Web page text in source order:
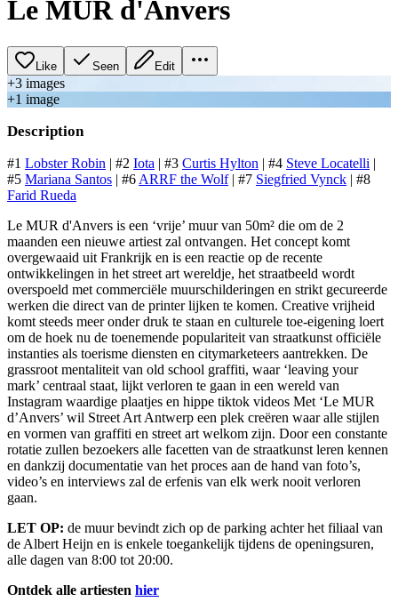
Le MUR d'Anvers
Like Seen Edit
+3 images
+1 image
Description
#1 Lobster Robin | #2 Iota | #3 Curtis Hylton | #4 Steve Locatelli |
#5 Mariana Santos | #6 ARRF the Wolf| #7 Siegfried Vynck | #8
Farid Rueda
Le MUR d'Anvers is een ‘vrije’ muur van 50m² die om de 2
maanden een nieuwe artiest zal ontvangen. Het concept komt
overgewaaid uit Frankrijk en is een reactie op de recente
ontwikkelingen in het street art wereldje, het straatbeeld wordt
overspoeld met commerciële muurschilderingen en strikt gecureerde
werken die direct van de printer lijken te komen. Creative vrijheid
komt steeds meer onder druk te staan en culturele toe-eigening loert
om de hoek nu de toenemende populariteit van straatkunst officiële
instanties als toerisme diensten en citymarketeers aantrekken. De
grassroot mentaliteit van old school graffiti, waar ‘leaving your
mark’ centraal staat, lijkt verloren te gaan in een wereld van
Instagram waardige plaatjes en hippe tiktok videos Met ‘Le MUR
d’Anvers’ wil Street Art Antwerp een plek creëren waar alle stijlen
en vormen van graffiti en street art welkom zijn. Door een constante
rotatie zullen bezoekers alle facetten van de straatkunst leren kennen
en dankzij documentatie van het proces aan de hand van foto’s,
video’s en interviews zal de erfenis van elk werk nooit verloren
gaan.
LET OP: de muur bevindt zich op de parking achter het filiaal van
de Albert Heijn en is enkele toegankelijk tijdens de openingsuren,
alle dagen van 8:00 tot 20:00.
Ontdek alle artiesten hier